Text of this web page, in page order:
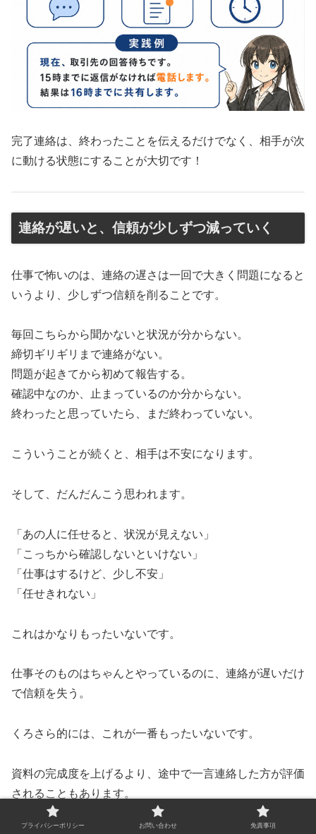
完了連絡は、終わったことを伝えるだけでなく、相手が次
に動ける状態にすることが大切です！
連絡が遅いと、信頼が少しずつ減っていく
仕事で怖いのは、連絡の遅さは一回で大きく問題になると
いうより、少しずつ信頼を削ることです。
毎回こちらから聞かないと状況が分からない。
締切ギリギリまで連絡がない。
問題が起きてから初めて報告する。
確認中なのか、止まっているのか分からない。
終わったと思っていたら、まだ終わっていない。
こういうことが続くと、相手は不安になります。
そして、だんだんこう思われます。
「あの人に任せると、状況が見えない」
「こっちから確認しないといけない」
「仕事はするけど、少し不安」
「任せきれない」
これはかなりもったいないです。
仕事そのものはちゃんとやっているのに、連絡が遅いだけ
で信頼を失う。
くろさら的には、これが一番もったいないです。
資料の完成度を上げるより、途中で一言連絡した方が評価
されることもあります。
プライバシーポリシー お問い合わせ 免責事項